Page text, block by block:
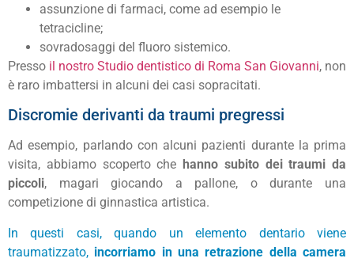
assunzione di farmaci, come ad esempio le
tetracicline;
sovradosaggi del fluoro sistemico.
Presso il nostro Studio dentistico di Roma San Giovanni, non
è raro imbattersi in alcuni dei casi sopracitati.
Discromie derivanti da traumi pregressi
Ad esempio, parlando con alcuni pazienti durante la prima
visita, abbiamo scoperto che hanno subito dei traumi da
piccoli, magari giocando a pallone, o durante una
competizione di ginnastica artistica.
In questi casi, quando un elemento dentario viene
traumatizzato, incorriamo in una retrazione della camera